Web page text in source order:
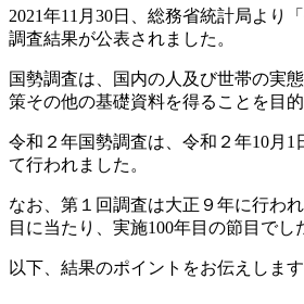
2021年11月30日、総務省統計局より
調査結果が公表されました。
国勢調査は、国内の人及び世帯の実
策その他の基礎資料を得ることを目的
令和２年国勢調査は、令和２年10月1
て行われました。
なお、第１回調査は大正９年に行わ
目に当たり、実施100年目の節目でし
以下、結果のポイントをお伝えします